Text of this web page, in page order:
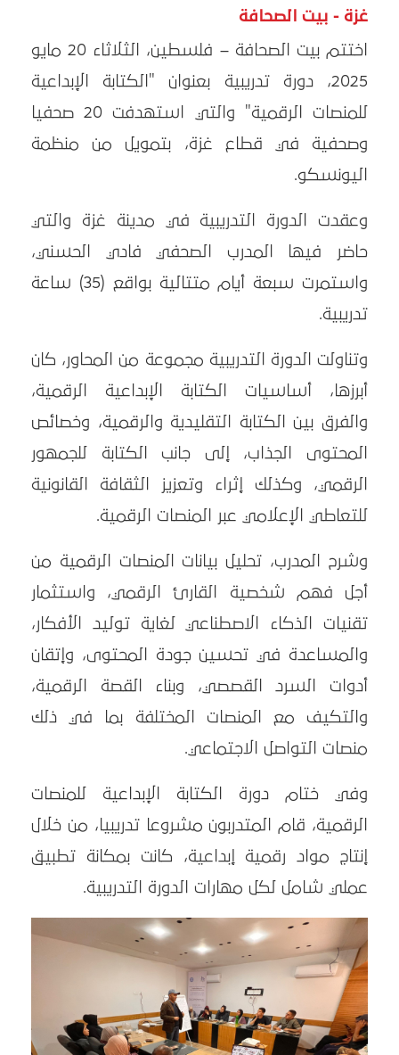
غزة - بيت الصحافة
اختتم بيت الصحافة – فلسطين، الثلاثاء 20 مايو
2025، دورة تدريبية بعنوان "الكتابة الإبداعية
للمنصات الرقمية" والتي استهدفت 20 صحفيا
وصحفية في قطاع غزة، بتمويل من منظمة
اليونسكو.
وعقدت الدورة التدريبية في مدينة غزة والتي
حاضر فيها المدرب الصحفي فادي الحسني،
واستمرت سبعة أيام متتالية بواقع (35) ساعة
تدريبية.
وتناولت الدورة التدريبية مجموعة من المحاور، كان
أبرزها، أساسيات الكتابة الإبداعية الرقمية،
والفرق بين الكتابة التقليدية والرقمية، وخصائص
المحتوى الجذاب، إلى جانب الكتابة للجمهور
الرقمي، وكذلك إثراء وتعزيز الثقافة القانونية
للتعاطي الإعلامي عبر المنصات الرقمية.
وشرح المدرب، تحليل بيانات المنصات الرقمية من
أجل فهم شخصية القارئ الرقمي، واستثمار
تقنيات الذكاء الاصطناعي لغاية توليد الأفكار،
والمساعدة في تحسين جودة المحتوى، وإتقان
أدوات السرد القصصي، وبناء القصة الرقمية،
والتكيف مع المنصات المختلفة بما في ذلك
منصات التواصل الاجتماعي.
وفي ختام دورة الكتابة الإبداعية للمنصات
الرقمية، قام المتدربون مشروعا تدريبيا، من خلال
إنتاج مواد رقمية إبداعية، كانت بمكانة تطبيق
عملي شامل لكل مهارات الدورة التدريبية.